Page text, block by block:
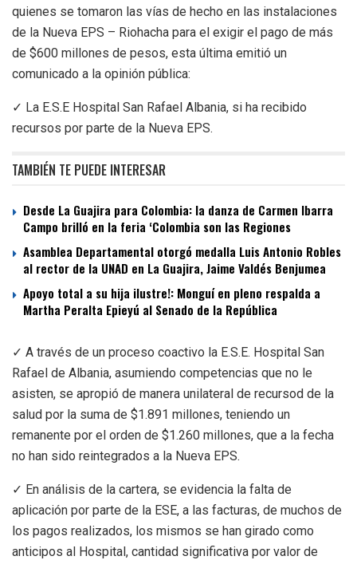
quienes se tomaron las vías de hecho en las instalaciones
de la Nueva EPS – Riohacha para el exigir el pago de más
de $600 millones de pesos, esta última emitió un
comunicado a la opinión pública:
✓ La E.S.E Hospital San Rafael Albania, si ha recibido
recursos por parte de la Nueva EPS.
TAMBIÉN TE PUEDE INTERESAR
Desde La Guajira para Colombia: la danza de Carmen Ibarra
Campo brilló en la feria ‘Colombia son las Regiones
Asamblea Departamental otorgó medalla Luis Antonio Robles
al rector de la UNAD en La Guajira, Jaime Valdés Benjumea
Apoyo total a su hija ilustre!: Monguí en pleno respalda a
Martha Peralta Epieyú al Senado de la República
✓ A través de un proceso coactivo la E.S.E. Hospital San
Rafael de Albania, asumiendo competencias que no le
asisten, se apropió de manera unilateral de recursod de la
salud por la suma de $1.891 millones, teniendo un
remanente por el orden de $1.260 millones, que a la fecha
no han sido reintegrados a la Nueva EPS.
✓ En análisis de la cartera, se evidencia la falta de
aplicación por parte de la ESE, a las facturas, de muchos de
los pagos realizados, los mismos se han girado como
anticipos al Hospital, cantidad significativa por valor de